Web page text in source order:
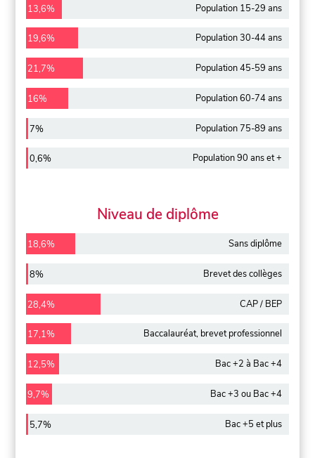
13,6% Population 15-29 ans
19,6% Population 30-44 ans
21,7% Population 45-59 ans
16% Population 60-74 ans
7% Population 75-89 ans
0,6% Population 90 ans et +
Niveau de diplôme
18,6% Sans diplôme
8% Brevet des collèges
28,4% CAP / BEP
17,1% Baccalauréat, brevet professionnel
12,5% Bac +2 à Bac +4
9,7% Bac +3 ou Bac +4
5,7% Bac +5 et plus